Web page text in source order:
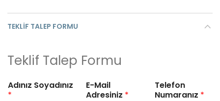
TEKLIF TALEP FORMU
Teklif Talep Formu
Adınız Soyadınız
*
E-Mail
Adresiniz *
Telefon
Numaranız *